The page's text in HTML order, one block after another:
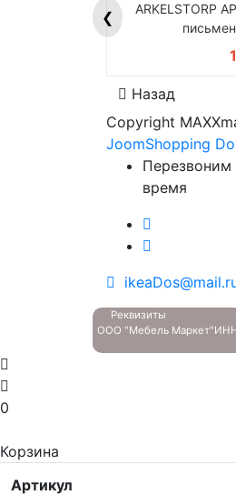
❮
ARKELSTORP
Назад
Copyright
JoomShopping
Перезвоним
время
Реквизиты
ООО "Мебель Маркет"
0
Корзина
Артикул